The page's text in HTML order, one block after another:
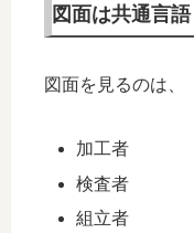
図面は共通言語
図面を見るのは、
加工者
検査者
組立者